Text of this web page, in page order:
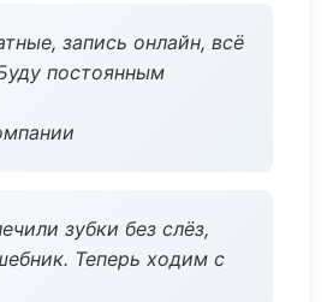
запись онлайн, всё
постоянным
зубки без слёз,
Теперь ходим с